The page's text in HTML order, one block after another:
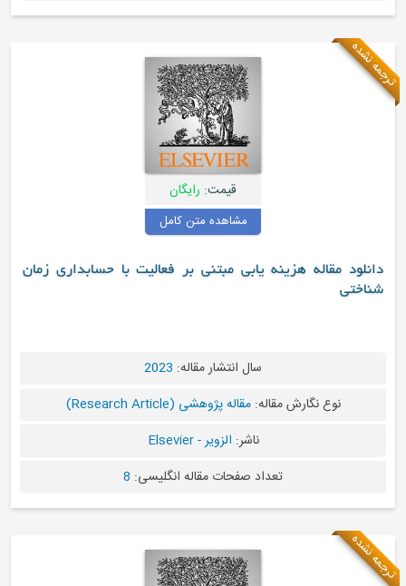
نشده
قیمت:رایگان
مشاهده متن کامل
دانلود مقاله هزینه یابی مبتنی بر فعالیت با حسابداری زمان
شناختی
سال انتشار مقاله:2023
نوع نگارش مقاله:مقاله پژوهشی (Research Article)
ناشر:الزویر - Elsevier
تعداد صفحات مقاله انگلیسی:8
نشده